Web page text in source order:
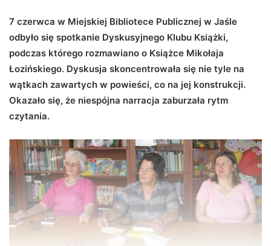
d
a
m
i
7 czerwca w Miejskiej Bibliotece Publicznej w Jaśle
odbyło się spotkanie Dyskusyjnego Klubu Książki,
podczas którego rozmawiano o Książce Mikołaja
Łozińskiego. Dyskusja skoncentrowała się nie tyle na
wątkach zawartych w powieści, co na jej konstrukcji.
Okazało się, że niespójna narracja zaburzała rytm
czytania.